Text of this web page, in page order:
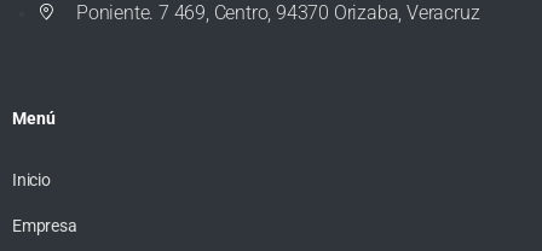
Poniente. 7 469, Centro, 94370 Orizaba, Veracruz
Menú
Inicio
Empresa